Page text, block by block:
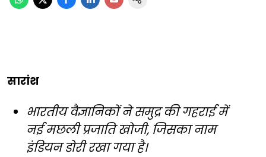
सारांश
भारतीय वैज्ञानिकों ने समुद्र की गहराई में
नई मछली प्रजाति खोजी, जिसका नाम
इंडियन डोरी रखा गया है।